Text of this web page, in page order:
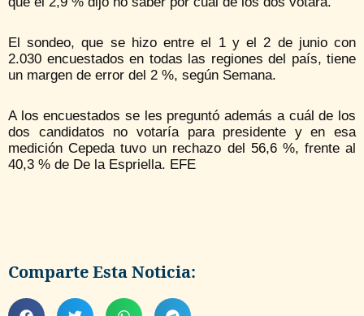
El sondeo, que se hizo entre el 1 y el 2 de junio con
2.030 encuestados en todas las regiones del país, tiene
un margen de error del 2 %, según Semana.
A los encuestados se les preguntó además a cuál de los
dos candidatos no votaría para presidente y en esa
medición Cepeda tuvo un rechazo del 56,6 %, frente al
40,3 % de De la Espriella. EFE
Comparte Esta Noticia: